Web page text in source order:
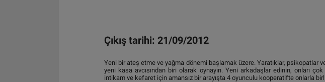
Çıkış tarihi: 21/09/2012
Yeni bir ateş etme ve yağma dönemi başlamak üzere. Yaratıklar, psikopatlar
yeni kasa avcısından biri olarak oynayın. Yeni arkadaşlar edinin, onları
intikam ve kefaret için amansız bir arayışta 4 oyunculu kooperatifte onlarla